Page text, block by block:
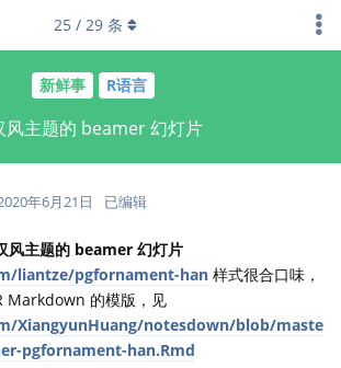
新鲜事 R语言
风主题的 beamer 幻灯片
25 / 29 条
年6月21日 已编辑
风主题的 beamer 幻灯片
liantze/pgfornament-han 样式很合口味，
Markdown 的模版，见
XiangyunHuang/notesdown/blob/maste
pgfornament-han.Rmd